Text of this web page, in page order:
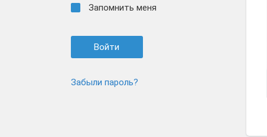
Запомнить меня
Забыли пароль?